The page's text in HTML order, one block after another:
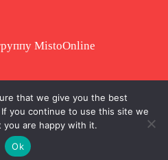
MistoOnline
материала
с гиперссылкой.
that we give you the best
you continue to use this site we
you are happy with it.
Ok